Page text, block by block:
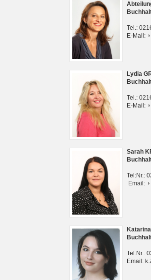
Tel.:
E-Mail:
Lydia
Tel.:
E-Mail:
Sarah
Tel:Nr.:
Email:
Tel.Nr.:
Email: